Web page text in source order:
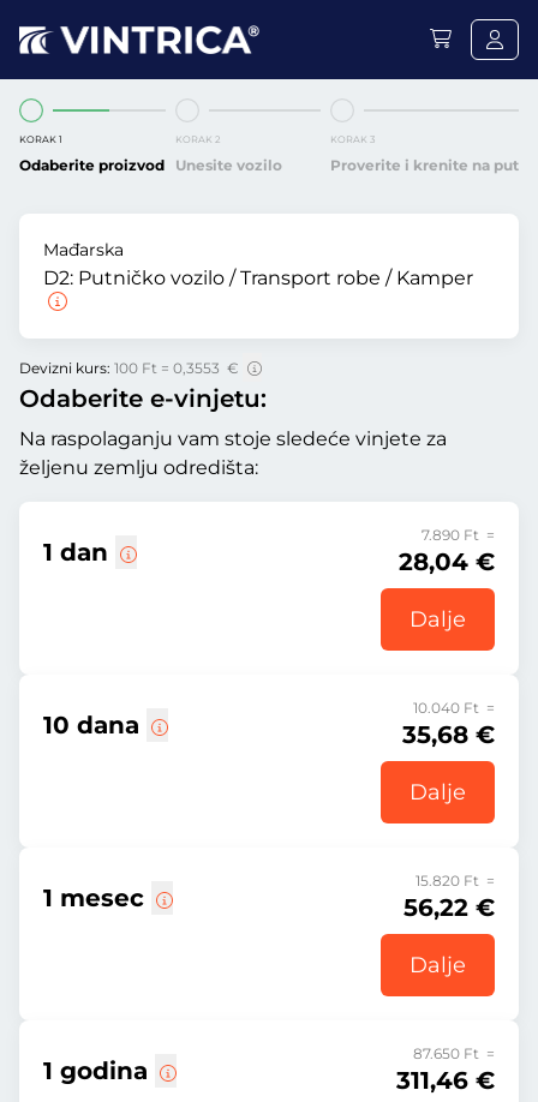
KORAK 1
Odaberite proizvod
KORAK 2
Unesite vozilo
KORAK 3
Proverite i krenite na put
Mađarska
D2: Putničko vozilo / Transport robe / Kamper
Devizni kurs: 100 Ft = 0,3553 €
Odaberite e-vinjetu:
Na raspolaganju vam stoje sledeće vinjete za
željenu zemlju odredišta:
1 dan
7.890 Ft =
28,04 €
Dalje
10 dana
10.040 Ft =
35,68 €
Dalje
1 mesec
15.820 Ft =
56,22 €
Dalje
1 godina
87.650 Ft =
311,46 €